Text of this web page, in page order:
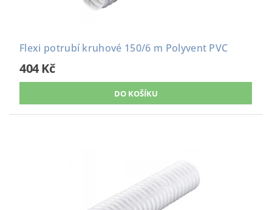
Flexi potrubí kruhové 150/6 m Polyvent PVC
404 Kč